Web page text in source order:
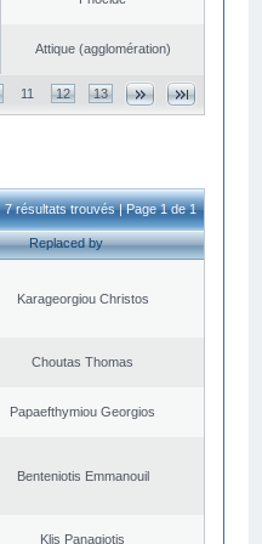
Αttique (agglomération)
11 12 13
7 résultats trouvés | Page 1 de 1
Replaced by
Karageorgiou Christos
Choutas Thomas
Papaefthymiou Georgios
Benteniotis Emmanouil
Klis Panagiotis